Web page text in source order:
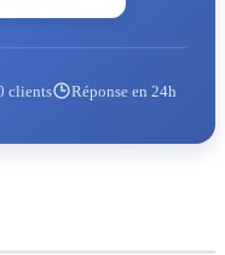
clients Réponse en 24h